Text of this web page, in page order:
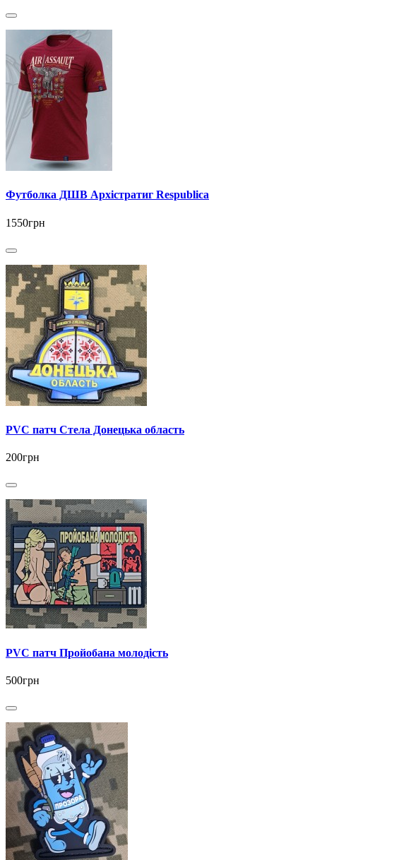
Футболка ДШВ Архістратиг Respublica
1550грн
PVC патч Стела Донецька область
200грн
PVC патч Пройобана молодість
500грн